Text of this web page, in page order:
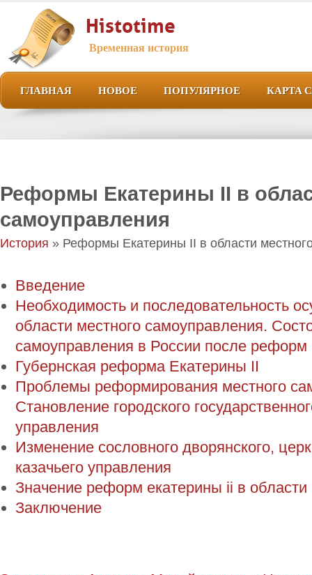
Histotime
Временная история
ГЛАВНАЯ НОВОЕ ПОПУЛЯРНОЕ КАРТА
Реформы Екатерины II в
самоуправления
История » Реформы Екатерины II в области
Введение
Необходимость и последовательность
области местного самоуправления.
самоуправления в России после реформ
Губернская реформа Екатерины II
Проблемы реформирования местного
Становление городского
управления
Изменение сословного дворянского,
казачьего управления
Значение реформ екатерины ii в
Заключение